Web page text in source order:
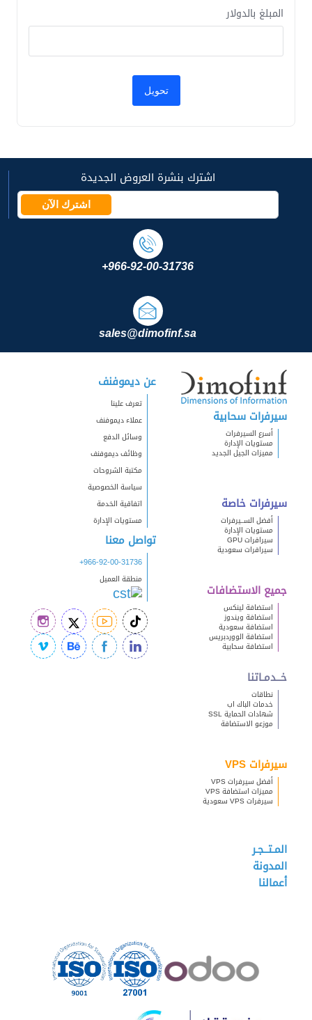
المبلغ بالدولار
اشترك بنشرة العروض الجديدة
اشترك الآن
+966-92-00-31736
sales@dimofinf.sa
سيرفرات سحابية
أسرع السيرفرات
مستويات الإدارة
مميزات الجيل الجديد
سيرفرات خاصة
أفضل الســيرفرات
مستويات الإدارة
سيرافرات GPU
سيرافرات سعودية
جميع الاستضافات
استضافة لينكس
استضافة ويندوز
استضافة سعودية
استضافة الووردبريس
استضافة سحابية
خــدمـاتنا
نطاقات
خدمات الباك اب
شهادات الحماية SSL
موزعو الاستضافة
سيرفرات VPS
أفضل سيرفرات VPS
مميزات استضافة VPS
سيرفرات VPS سعودية
المـتــجـر
المدونة
أعمالنا
عن ديموفنف
تعرف علينا
عملاء ديموفنف
وسائل الدفع
وظائف ديموفنف
مكتبة الشروحات
سياسة الخصوصية
اتفاقية الخدمة
مستويات الإدارة
تواصل معنا
+966-92-00-31736
منطقة العميل